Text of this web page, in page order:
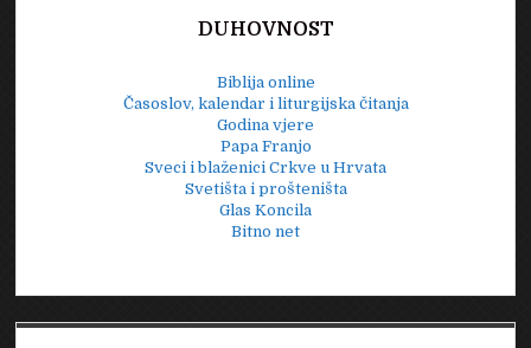
DUHOVNOST
Biblija online
Časoslov, kalendar i liturgijska čitanja
Godina vjere
Papa Franjo
Sveci i blaženici Crkve u Hrvata
Svetišta i prošteništa
Glas Koncila
Bitno net